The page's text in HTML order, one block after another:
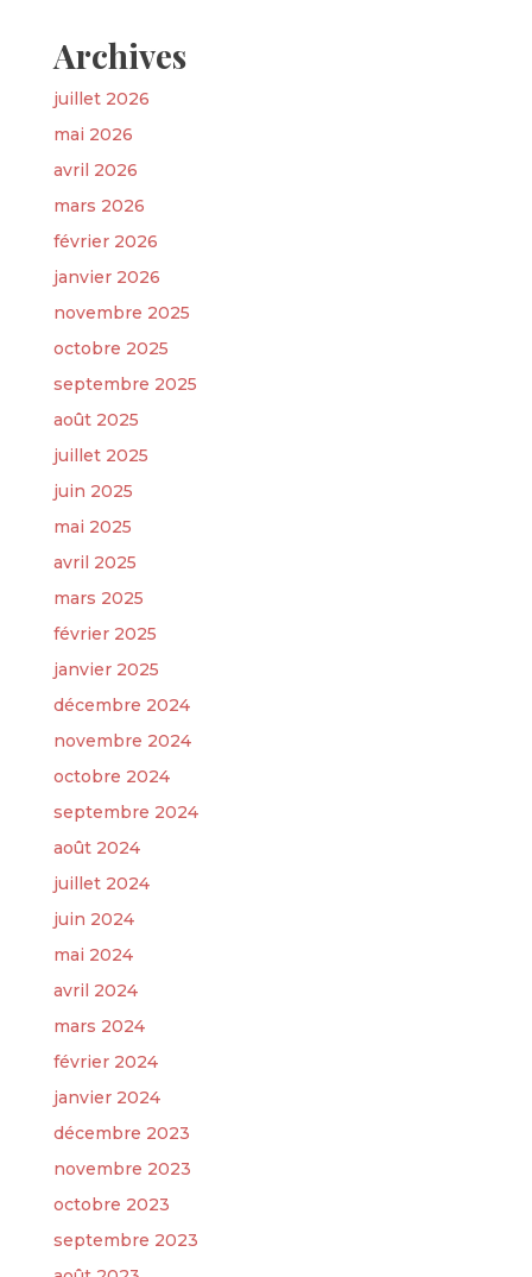
Archives
juillet 2026
mai 2026
avril 2026
mars 2026
février 2026
janvier 2026
novembre 2025
octobre 2025
septembre 2025
août 2025
juillet 2025
juin 2025
mai 2025
avril 2025
mars 2025
février 2025
janvier 2025
décembre 2024
novembre 2024
octobre 2024
septembre 2024
août 2024
juillet 2024
juin 2024
mai 2024
avril 2024
mars 2024
février 2024
janvier 2024
décembre 2023
novembre 2023
octobre 2023
septembre 2023